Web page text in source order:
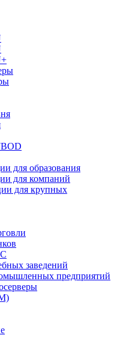
для образования
для компаний
для крупных
заведений
предприятий